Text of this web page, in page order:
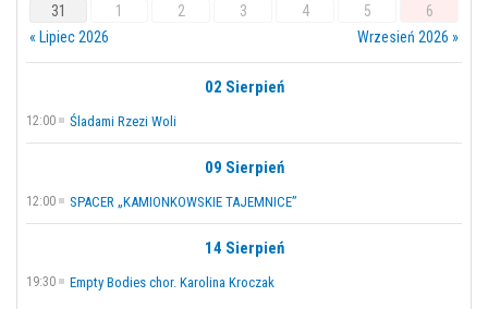
31
1 2 3 4 5
6
« Lipiec 2026
Wrzesień 2026 »
02 Sierpień
12:00 Śladami Rzezi Woli
09 Sierpień
12:00 SPACER „KAMIONKOWSKIE TAJEMNICE”
14 Sierpień
19:30 Empty Bodies chor. Karolina Kroczak